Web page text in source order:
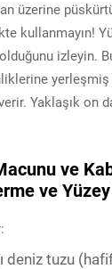
üzerine
kullanmayın!
izleyin.
Yaklaşık on
ve
ve
deniz tuzu (hafif